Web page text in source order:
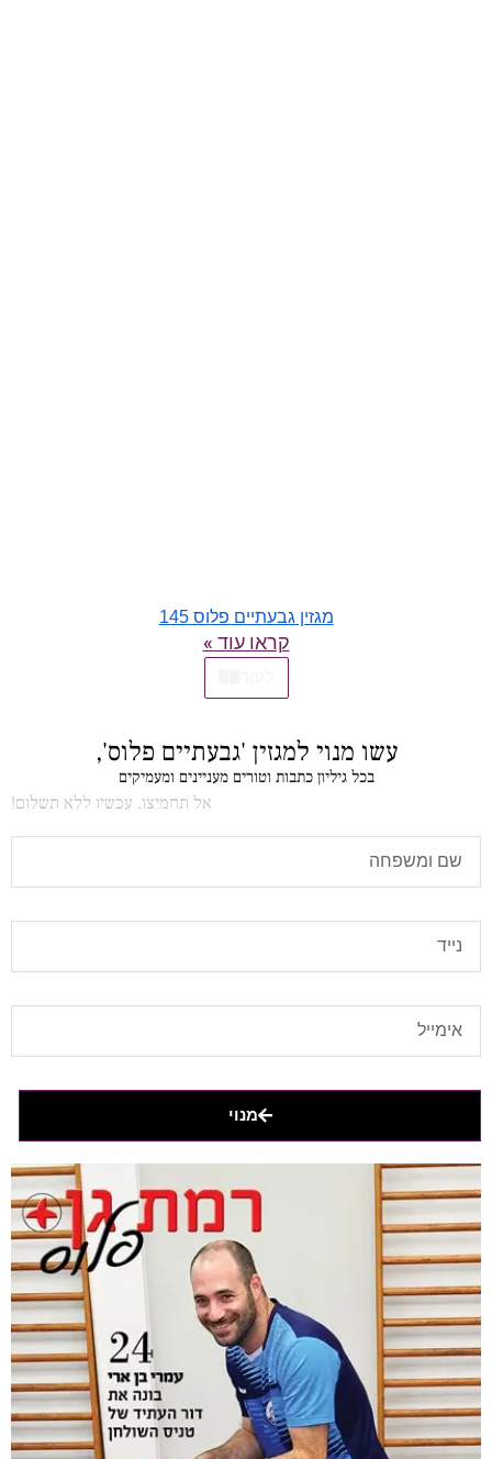
מגזין גבעתיים פלוס 145
קראו עוד »
עשו מנוי למגזין 'גבעתיים פלוס',
בכל גיליון כתבות וטורים מעניינים ומעמיקים
אל תחמיצו, עכשיו ללא תשלום!
מנוי